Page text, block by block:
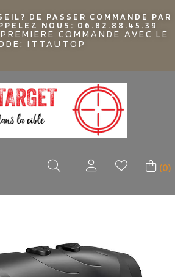
DE PASSER COMMANDE PAR
NOUS: 06.82.88.45.39
COMMANDE AVEC LE
ITTAUTOP
(0)